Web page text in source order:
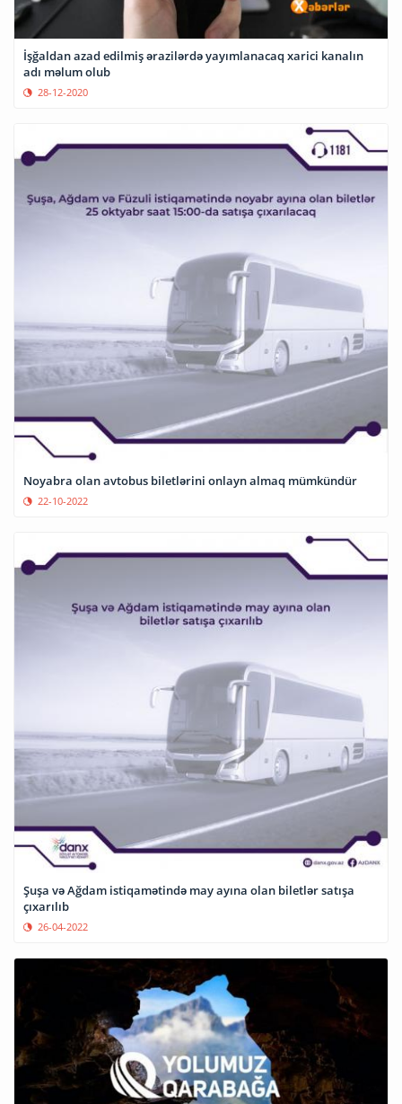
İşğaldan azad edilmiş ərazilərdə yayımlanacaq xarici kanalın
adı məlum olub
28-12-2020
Noyabra olan avtobus biletlərini onlayn almaq mümkündür
22-10-2022
Şuşa və Ağdam istiqamətində may ayına olan biletlər satışa
çıxarılıb
26-04-2022